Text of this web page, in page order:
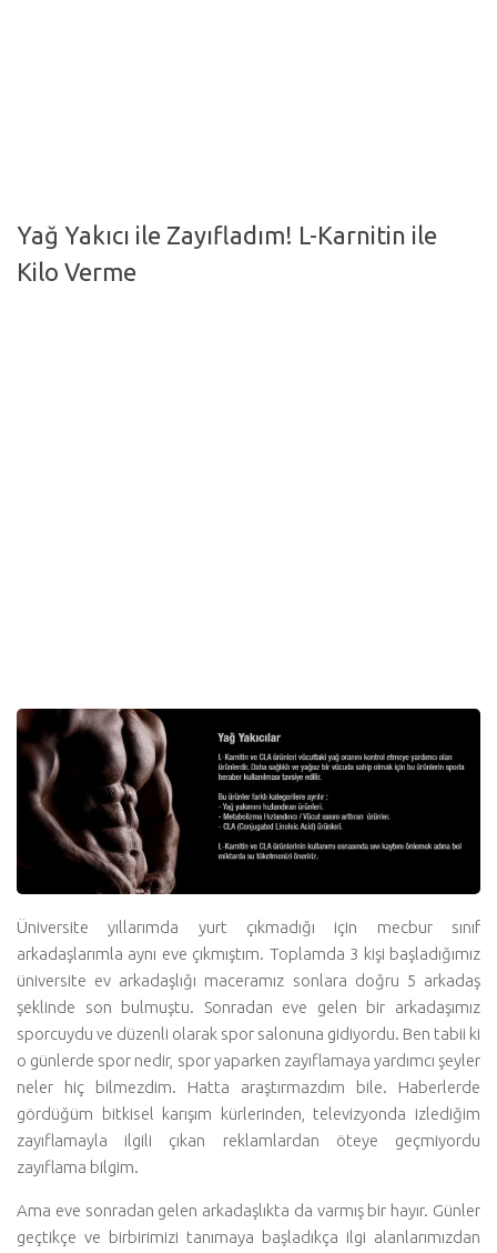
Cilt-Güzellik
Yağ Yakıcı ile Zayıfladım! L-Karnitin ile
Kilo Verme
Üniversite yıllarımda yurt çıkmadığı için mecbur sınıf
arkadaşlarımla aynı eve çıkmıştım. Toplamda 3 kişi başladığımız
üniversite ev arkadaşlığı maceramız sonlara doğru 5 arkadaş
şeklinde son bulmuştu. Sonradan eve gelen bir arkadaşımız
sporcuydu ve düzenli olarak spor salonuna gidiyordu. Ben tabii ki
o günlerde spor nedir, spor yaparken zayıflamaya yardımcı şeyler
neler hiç bilmezdim. Hatta araştırmazdım bile. Haberlerde
gördüğüm bitkisel karışım kürlerinden, televizyonda izlediğim
zayıflamayla ilgili çıkan reklamlardan öteye geçmiyordu
zayıflama bilgim.
Ama eve sonradan gelen arkadaşlıkta da varmış bir hayır. Günler
geçtikçe ve birbirimizi tanımaya başladıkça ilgi alanlarımızdan